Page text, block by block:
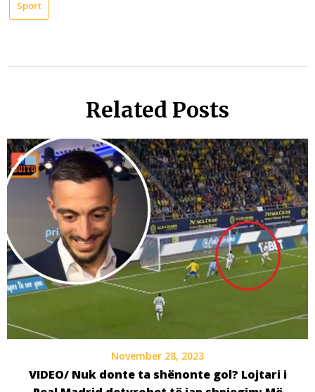
Sport
Related Posts
November 28, 2023
VIDEO/ Nuk donte ta shënonte gol? Lojtari i